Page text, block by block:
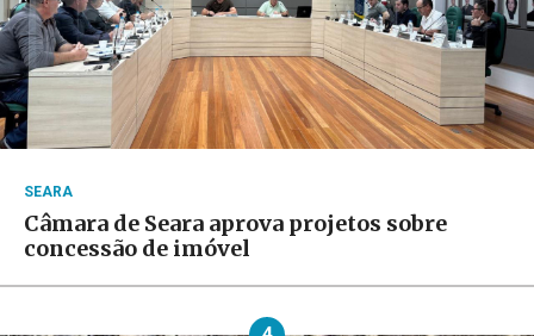
SEARA
Câmara de Seara aprova projetos sobre
concessão de imóvel